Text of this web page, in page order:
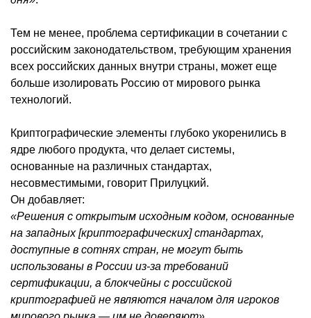
Тем не менее, проблема сертификации в сочетании с
российским законодательством, требующим хранения
всех российских данных внутри страны, может еще
больше изолировать Россию от мирового рынка
технологий.
Криптографические элементы глубоко укоренились в
ядре любого продукта, что делает системы,
основанные на различных стандартах,
несовместимыми, говорит Прилуцкий.
Он добавляет:
«Решения с открытым исходным кодом, основанные
на западных [криптографических] стандартах,
доступные в сотнях стран, не могут быть
использованы в России из-за требований
сертификации, а блокчейны с российской
криптографией не являются началом для игроков